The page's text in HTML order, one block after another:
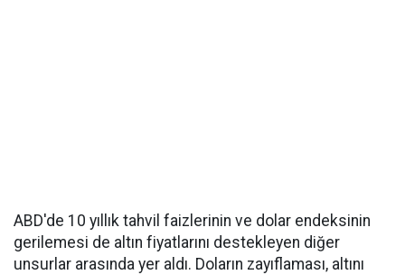
ABD'de 10 yıllık tahvil faizlerinin ve dolar endeksinin
gerilemesi de altın fiyatlarını destekleyen diğer
unsurlar arasında yer aldı. Doların zayıflaması, altını